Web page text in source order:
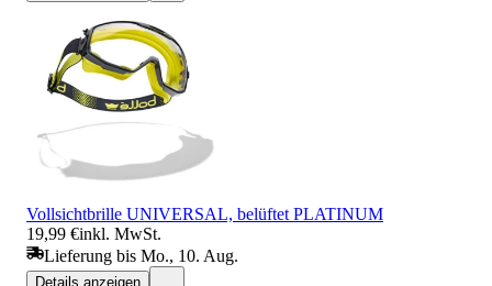
Vollsichtbrille UNIVERSAL, belüftet PLATINUM
19,99 €inkl. MwSt.
Lieferung bis Mo., 10. Aug.
Details anzeigen